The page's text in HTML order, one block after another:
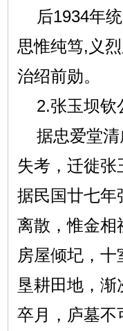
后1934年统
思惟纯笃,义
治绍前勋。
2.张玉坝钦
据忠爱堂清
失考，迁徙张
据民国廿七年
离散，惟金相
房屋倾圮，
垦耕田地，
卒月，庐墓不